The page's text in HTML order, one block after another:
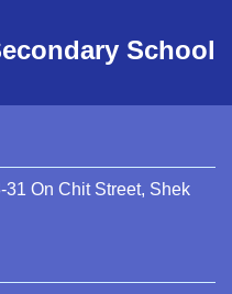
School
On Chit Street, Shek